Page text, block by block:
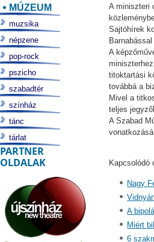
A miniszteri
Sajtóhírek
A
titoktartási
továbbá a
Mivel a
teljes
A Szabad
Kapcsolódó
Nagy
A
Miért
6
MÚZEUM
muzsika
népzene
pop-rock
pszicho
szabadtér
színház
tánc
tárlat
PARTNER
OLDALAK